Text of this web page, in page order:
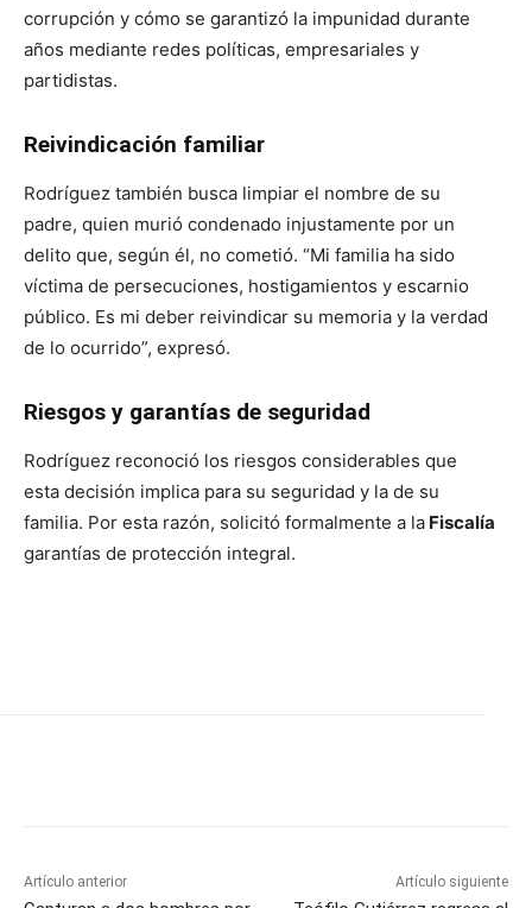
corrupción y cómo se garantizó la impunidad durante
años mediante redes políticas, empresariales y
partidistas.
Reivindicación familiar
Rodríguez también busca limpiar el nombre de su
padre, quien murió condenado injustamente por un
delito que, según él, no cometió. “Mi familia ha sido
víctima de persecuciones, hostigamientos y escarnio
público. Es mi deber reivindicar su memoria y la verdad
de lo ocurrido”, expresó.
Riesgos y garantías de seguridad
Rodríguez reconoció los riesgos considerables que
esta decisión implica para su seguridad y la de su
familia. Por esta razón, solicitó formalmente a la Fiscalía
garantías de protección integral.
Artículo anterior Artículo siguiente